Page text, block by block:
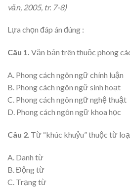
văn, 2005, tr. 7-8)
Lựa chọn đáp án đúng :
Câu 1. Văn bản trên thuộc phong
A. Phong cách ngôn ngữ chính luận
B. Phong cách ngôn ngữ sinh hoạt
C. Phong cách ngôn ngữ nghệ thuật
D. Phong cách ngôn ngữ khoa học
Câu 2 . Từ “khúc khuỷu” thuộc từ
A. Danh từ
B. Động từ
C. Trạng từ